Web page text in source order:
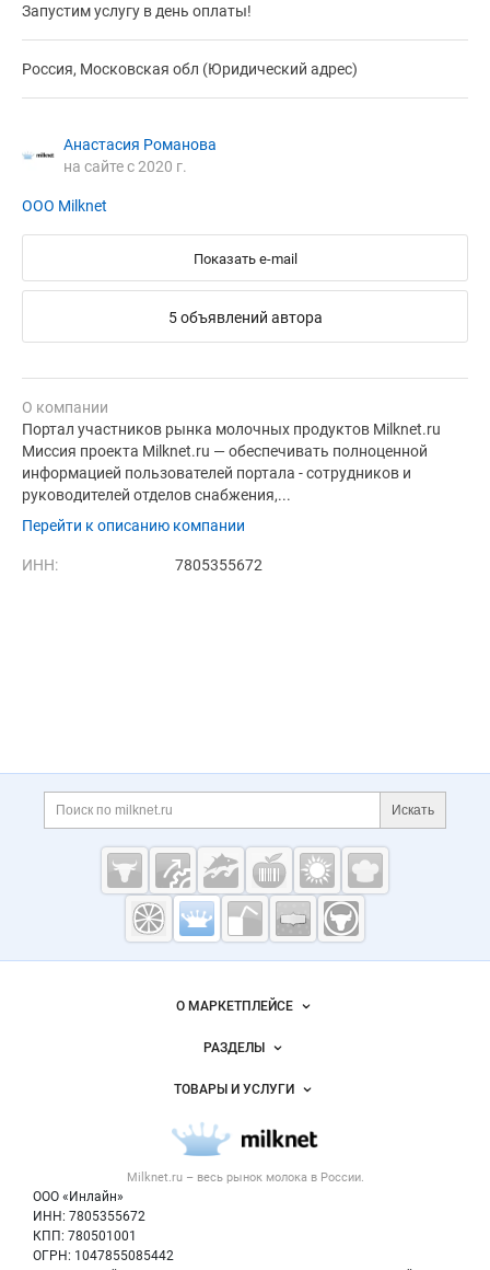
Запустим услугу в день оплаты!
Россия, Московская обл (Юридический адрес)
Анастасия Романова
на сайте с 2020 г.
ООО Milknet
Показать e-mail
5 объявлений автора
О компании
Портал участников рынка молочных продуктов Milknet.ru
Миссия проекта Milknet.ru — обеспечивать полноценной
информацией пользователей портала - сотрудников и
руководителей отделов снабжения,...
Перейти к описанию компании
ИНН: 7805355672
Дополнительная информация
Поиск по сайту и
Искать
Cсылки на полезные проекты
Молочная
промышленность
Milknet.ru
Важные разделы и контакты
Milknet.ru – весь рынок молокав России.
ООО «Инлайн»
ИНН: 7805355672
КПП: 780501001
ОГРН: 1047855085442
Навигация по сайтуО МАРКЕТПЛЕЙСЕ
Новости Milknet.ru
Размещение рекламы
Публичная оферта
Контактная информация
Политика обработки персональных данных
РАЗДЕЛЫ
Объявления
Новости рынка
ТОВАРЫ И УСЛУГИ
Молочная продукция
Вторичное сырье
Оборудование